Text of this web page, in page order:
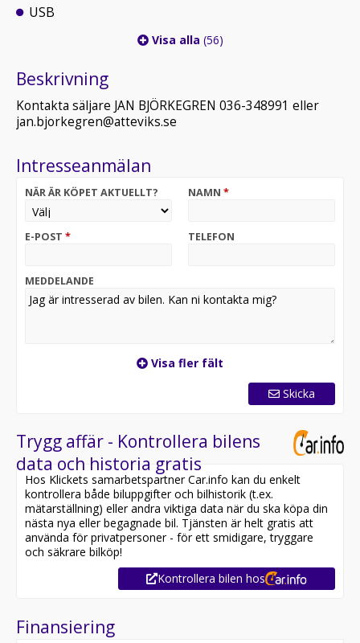
USB
Visa alla (56)
Beskrivning
Kontakta säljare JAN BJÖRKEGREN 036-348991 eller
jan.bjorkegren@atteviks.se
Intresseanmälan
NÄR ÄR KÖPET AKTUELLT? NAMN *
E-POST * TELEFON
MEDDELANDE
Visa fler fält
Skicka
Trygg affär - Kontrollera bilens
data och historia gratis
Hos Klickets samarbetspartner Car.info kan du enkelt
kontrollera både biluppgifter och bilhistorik (t.ex.
mätarställning) eller andra viktiga data när du ska köpa din
nästa nya eller begagnade bil. Tjänsten är helt gratis att
använda för privatpersoner - för ett smidigare, tryggare
och säkrare bilköp!
Kontrollera bilen hos
Finansiering